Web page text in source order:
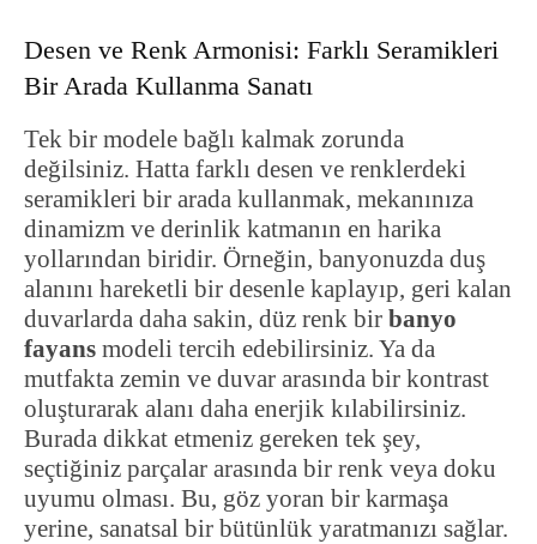
Desen ve Renk Armonisi: Farklı Seramikleri
Bir Arada Kullanma Sanatı
Tek bir modele bağlı kalmak zorunda
değilsiniz. Hatta farklı desen ve renklerdeki
seramikleri bir arada kullanmak, mekanınıza
dinamizm ve derinlik katmanın en harika
yollarından biridir. Örneğin, banyonuzda duş
alanını hareketli bir desenle kaplayıp, geri kalan
duvarlarda daha sakin, düz renk bir banyo
fayans modeli tercih edebilirsiniz. Ya da
mutfakta zemin ve duvar arasında bir kontrast
oluşturarak alanı daha enerjik kılabilirsiniz.
Burada dikkat etmeniz gereken tek şey,
seçtiğiniz parçalar arasında bir renk veya doku
uyumu olması. Bu, göz yoran bir karmaşa
yerine, sanatsal bir bütünlük yaratmanızı sağlar.